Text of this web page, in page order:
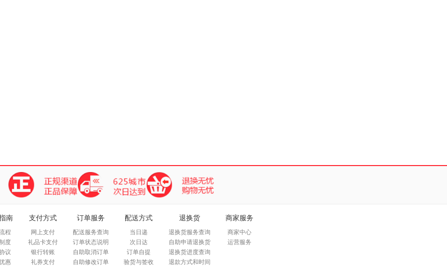
南
程
度
议
惠
支付方式
网上支付
礼品卡支付
银行转账
礼券支付
订单服务
配送服务查询
订单状态说明
自助取消订单
自助修改订单
配送方式
当日递
次日达
订单自提
验货与签收
退换货
退换货服务查询
自助申请退换货
退换货进度查询
退款方式和时间
商家服务
商家中心
运营服务